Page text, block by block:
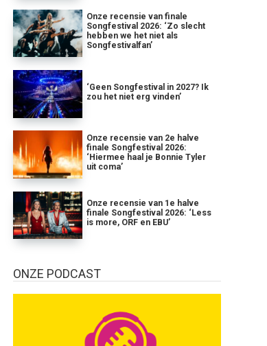
Onze recensie van finale
Songfestival 2026: ‘Zo slecht
hebben we het niet als
Songfestivalfan’
‘Geen Songfestival in 2027? Ik
zou het niet erg vinden’
Onze recensie van 2e halve
finale Songfestival 2026:
‘Hiermee haal je Bonnie Tyler
uit coma’
Onze recensie van 1e halve
finale Songfestival 2026: ‘Less
is more, ORF en EBU’
ONZE PODCAST